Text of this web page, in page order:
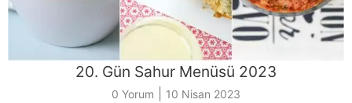
20. Gün Sahur Menüsü 2023
0 Yorum 10 Nisan 2023